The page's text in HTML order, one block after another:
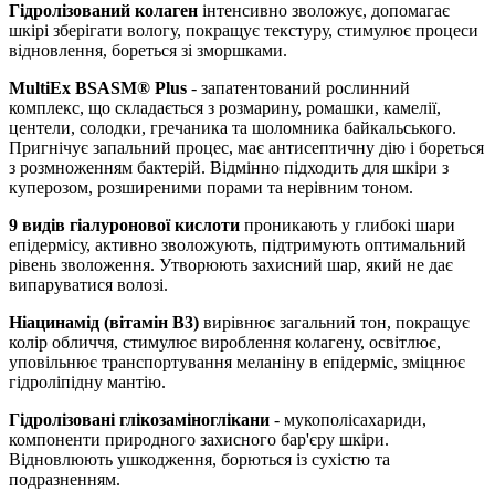
Гідролізований колаген інтенсивно зволожує, допомагає
шкірі зберігати вологу, покращує текстуру, стимулює процеси
відновлення, бореться зі зморшками.
MultiEx BSASM® Plus - запатентований рослинний
комплекс, що складається з розмарину, ромашки, камелії,
центели, солодки, гречаника та шоломника байкальського.
Пригнічує запальний процес, має антисептичну дію і бореться
з розмноженням бактерій. Відмінно підходить для шкіри з
куперозом, розширеними порами та нерівним тоном.
9 видів гіалуронової кислоти проникають у глибокі шари
епідермісу, активно зволожують, підтримують оптимальний
рівень зволоження. Утворюють захисний шар, який не дає
випаруватися волозі.
Ніацинамід (вітамін B3) вирівнює загальний тон, покращує
колір обличчя, стимулює вироблення колагену, освітлює,
уповільнює транспортування меланіну в епідерміс, зміцнює
гідроліпідну мантію.
Гідролізовані глікозаміноглікани - мукополісахариди,
компоненти природного захисного бар'єру шкіри.
Відновлюють ушкодження, борються із сухістю та
подразненням.